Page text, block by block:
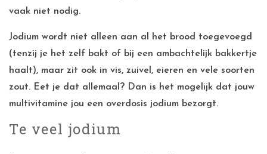
vaak niet nodig.
Jodium wordt niet alleen aan al het brood toegevoegd
(tenzij je het zelf bakt of bij een ambachtelijk bakkertje
haalt), maar zit ook in vis, zuivel, eieren en vele soorten
zout. Eet je dat allemaal? Dan is het mogelijk dat jouw
multivitamine jou een overdosis jodium bezorgt.
Te veel jodium